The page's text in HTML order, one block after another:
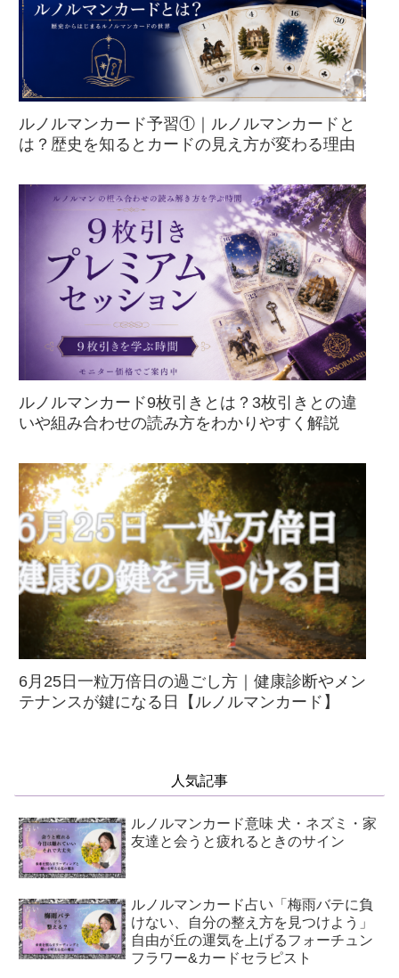
ルノルマンカード予習①｜ルノルマンカードと
は？歴史を知るとカードの見え方が変わる理由
ルノルマンカード9枚引きとは？3枚引きとの違
いや組み合わせの読み方をわかりやすく解説
6月25日一粒万倍日の過ごし方｜健康診断やメン
テナンスが鍵になる日【ルノルマンカード】
人気記事
ルノルマンカード意味 犬・ネズミ・家
友達と会うと疲れるときのサイン
ルノルマンカード占い「梅雨バテに負
けない、自分の整え方を見つけよう」
自由が丘の運気を上げるフォーチュン
フラワー&カードセラピスト